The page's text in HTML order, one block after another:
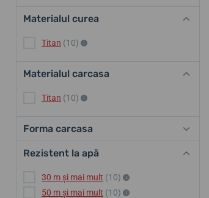
Materialul curea
Titan (10)
Materialul carcasa
Titan (10)
Forma carcasa
Rezistent la apă
30 m și mai mult (10)
50 m și mai mult (10)